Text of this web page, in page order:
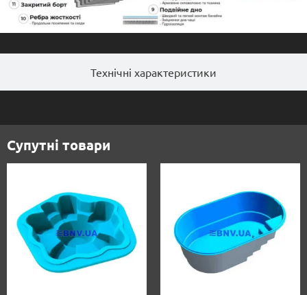
Технічні характеристики
Супутні товари